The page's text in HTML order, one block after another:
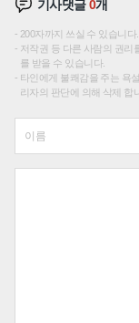
기사댓글0개
200자까지 쓰실 수 있습니다
저작권 등 다른 사람의 권리
를 받을 수 있습니다.
타인에게 불쾌감을 주는 욕
리자의 판단에 의해 삭제 합